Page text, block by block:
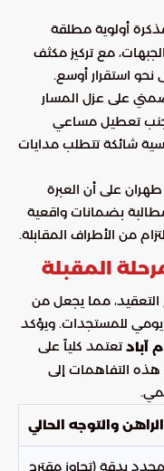
أولوية مطلقة
مع تركيز مكثف
نحو استقرار أوسع.
على عزل المسار
تعطيل مساعي
شائكة تتطلب مدايات
على أن العبرة
بضمانات واقعية
من الأطراف المقابلة.
المقبلة
التعقيد، مما يجعل من
يومي للمستجدات. ويؤكد
آبادتعتمد كلياً على
هذه التفاهمات إلى
والتوجه الحالي
بدقة (تجاوز مقترح